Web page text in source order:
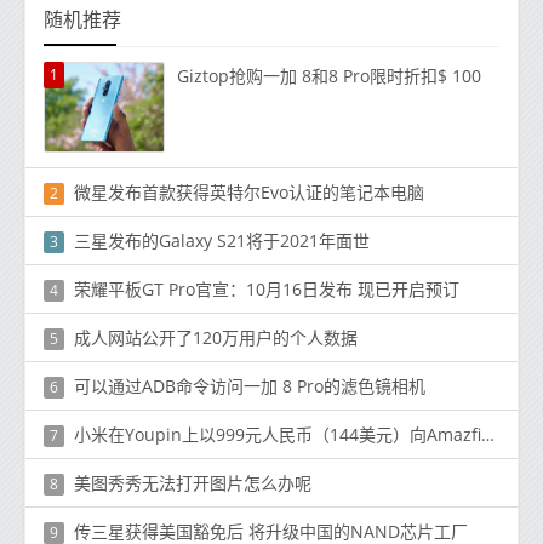
随机推荐
1 Giztop抢购一加 8和8 Pro限时折扣$ 100
2 微星发布首款获得英特尔Evo认证的笔记本电脑
3 三星发布的Galaxy S21将于2021年面世
4 荣耀平板GT Pro官宣：10月16日发布 现已开启预订
5 成人网站公开了120万用户的个人数据
6 可以通过ADB命令访问一加 8 Pro的滤色镜相机
7 小米在Youpin上以999元人民币（144美元）向Amazfit X弯曲智能手表提供资金
8 美图秀秀无法打开图片怎么办呢
9 传三星获得美国豁免后 将升级中国的NAND芯片工厂